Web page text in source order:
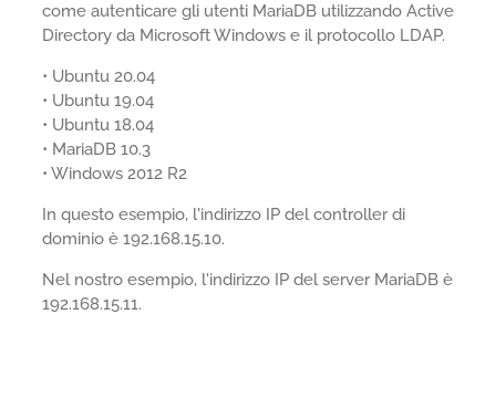
come autenticare gli utenti MariaDB utilizzando Active
Directory da Microsoft Windows e il protocollo LDAP.
• Ubuntu 20.04
• Ubuntu 19.04
• Ubuntu 18.04
• MariaDB 10.3
• Windows 2012 R2
In questo esempio, l'indirizzo IP del controller di
dominio è 192.168.15.10.
Nel nostro esempio, l'indirizzo IP del server MariaDB è
192.168.15.11.